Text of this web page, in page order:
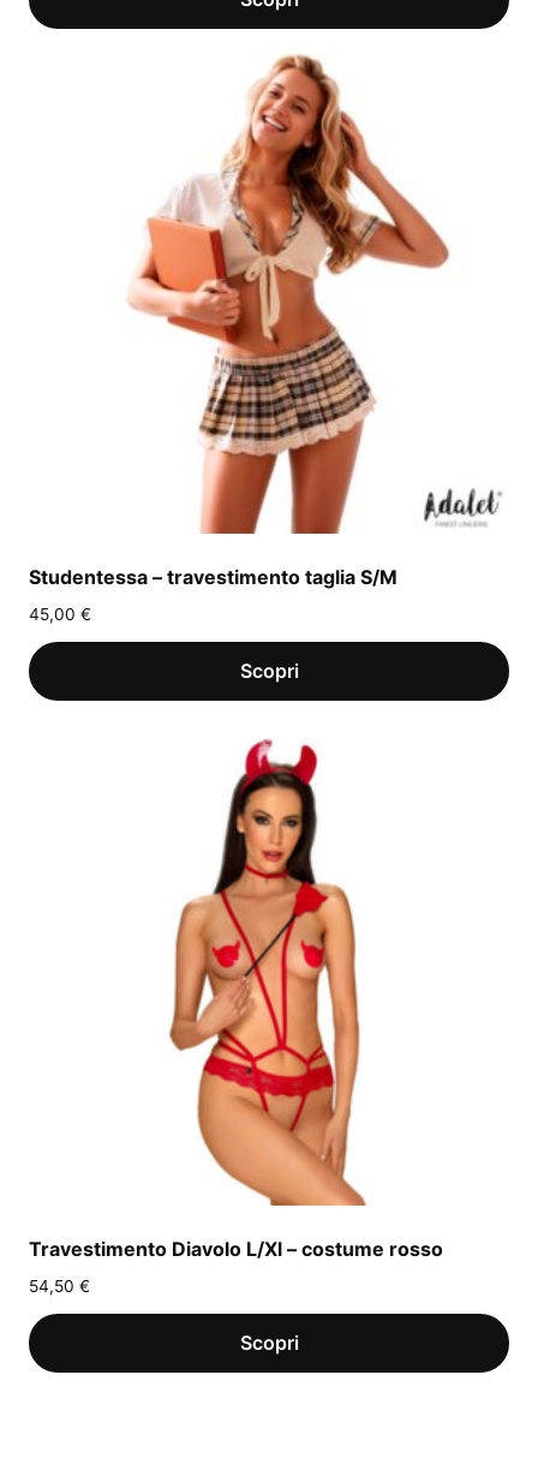
Studentessa – travestimento taglia S/M
45,00 €
Travestimento Diavolo L/Xl – costume rosso
54,50 €